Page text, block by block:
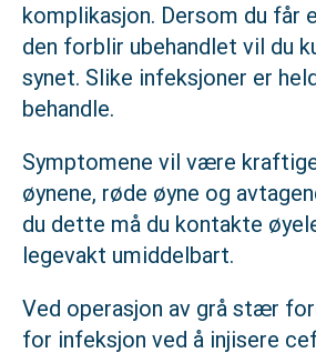
komplikasjon. Dersom du får
den forblir ubehandlet vil du
synet. Slike infeksjoner er
behandle.
Symptomene vil være
øynene, røde øyne og
du dette må du kontakte
legevakt umiddelbart.
Ved operasjon av grå stær
for infeksjon ved å injisere